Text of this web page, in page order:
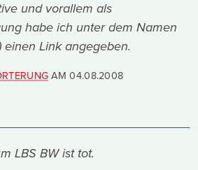
und vorallem als
habe ich unter dem Namen
einen Link angegeben.
AM04.08.2008
LBS BW ist tot.